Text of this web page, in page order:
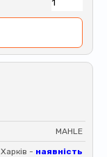
MAHLE
Харків - наявність